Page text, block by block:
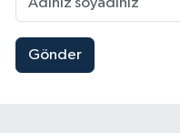
Gönder